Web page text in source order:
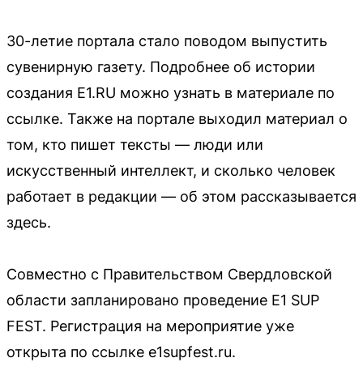
30-летие портала стало поводом выпустить
сувенирную газету. Подробнее об истории
создания E1.RU можно узнать в материале по
ссылке. Также на портале выходил материал о
том, кто пишет тексты — люди или
искусственный интеллект, и сколько человек
работает в редакции — об этом рассказывается
здесь.
Совместно с Правительством Свердловской
области запланировано проведение Е1 SUP
FEST. Регистрация на мероприятие уже
открыта по ссылке e1supfest.ru.